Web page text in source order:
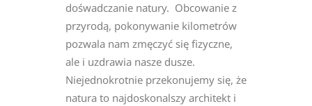
dośwadczanie natury. Obcowanie z
przyrodą, pokonywanie kilometrów
pozwala nam zmęczyć się fizyczne,
ale i uzdrawia nasze dusze.
Niejednokrotnie przekonujemy się, że
natura to najdoskonalszy architekt i